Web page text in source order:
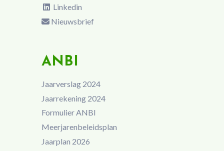
Linkedin
Nieuwsbrief
ANBI
Jaarverslag 2024
Jaarrekening 2024
Formulier ANBI
Meerjarenbeleidsplan
Jaarplan 2026